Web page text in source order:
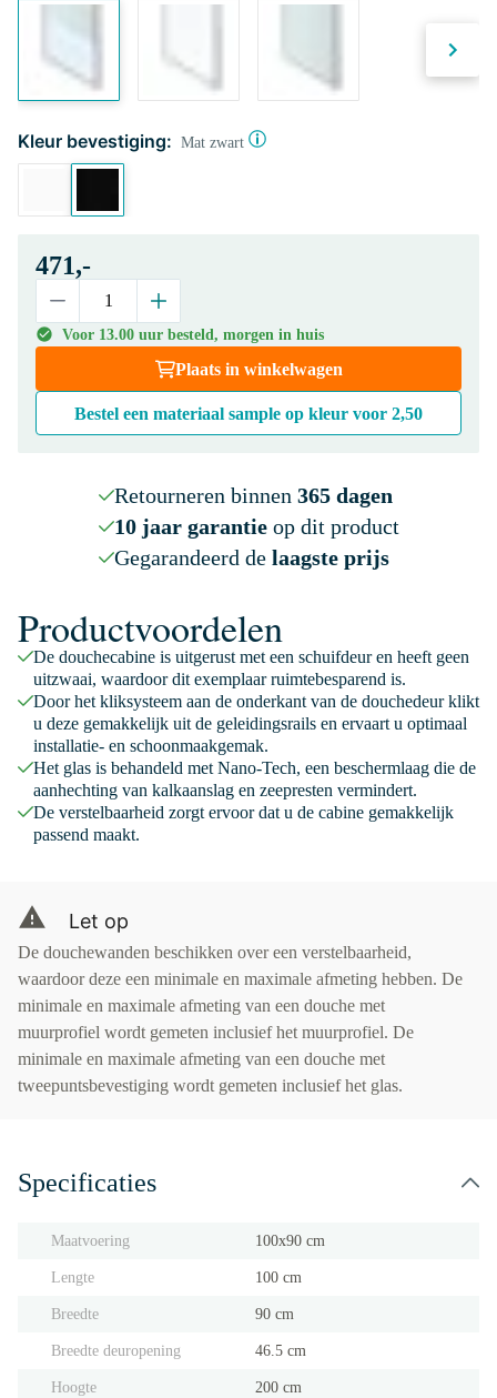
Kleur bevestiging: Mat zwart
471,-
Voor 13.00 uur besteld, morgen in huis
Plaats in winkelwagen
Bestel een materiaal sample op kleur voor 2,50
Retourneren binnen 365 dagen
10 jaar garantieop dit product
Gegarandeerd de laagste prijs
Productvoordelen
De douchecabine is uitgerust met een schuifdeur en heeft geen
uitzwaai, waardoor dit exemplaar ruimtebesparend is.
Door het kliksysteem aan de onderkant van de douchedeur klikt
u deze gemakkelijk uit de geleidingsrails en ervaart u optimaal
installatie- en schoonmaakgemak.
Het glas is behandeld met Nano-Tech, een beschermlaag die de
aanhechting van kalkaanslag en zeepresten vermindert.
De verstelbaarheid zorgt ervoor dat u de cabine gemakkelijk
passend maakt.
Let op
De douchewanden beschikken over een verstelbaarheid,
waardoor deze een minimale en maximale afmeting hebben. De
minimale en maximale afmeting van een douche met
muurprofiel wordt gemeten inclusief het muurprofiel. De
minimale en maximale afmeting van een douche met
tweepuntsbevestiging wordt gemeten inclusief het glas.
Specificaties
Maatvoering 100x90 cm
Lengte 100 cm
Breedte 90 cm
Breedte deuropening 46.5 cm
Hoogte 200 cm